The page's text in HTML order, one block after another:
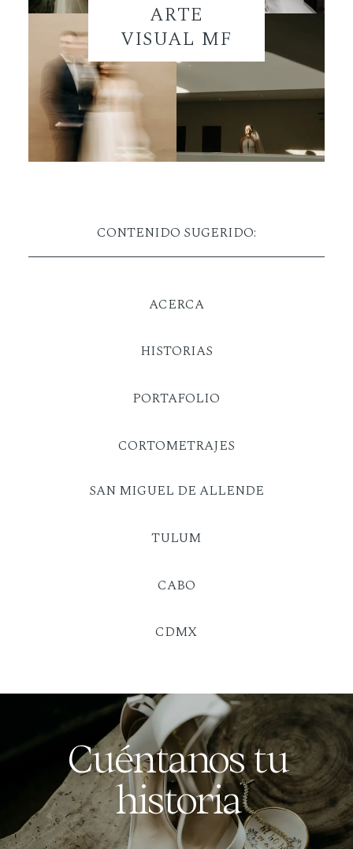
ARTE
VISUAL MF
CONTENIDO SUGERIDO:
Cuéntanos tu
historia
ACERCA
SAN MIGUEL DE ALLENDE
HISTORIAS
TULUM
PORTAFOLIO
CABO
CDMX
CORTOMETRAJES